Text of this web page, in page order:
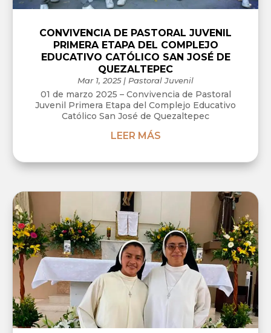
CONVIVENCIA DE PASTORAL JUVENIL
PRIMERA ETAPA DEL COMPLEJO
EDUCATIVO CATÓLICO SAN JOSÉ DE
QUEZALTEPEC
Mar 1, 2025| Pastoral Juvenil
01 de marzo 2025 – Convivencia de Pastoral
Juvenil Primera Etapa del Complejo Educativo
Católico San José de Quezaltepec
LEER MÁS